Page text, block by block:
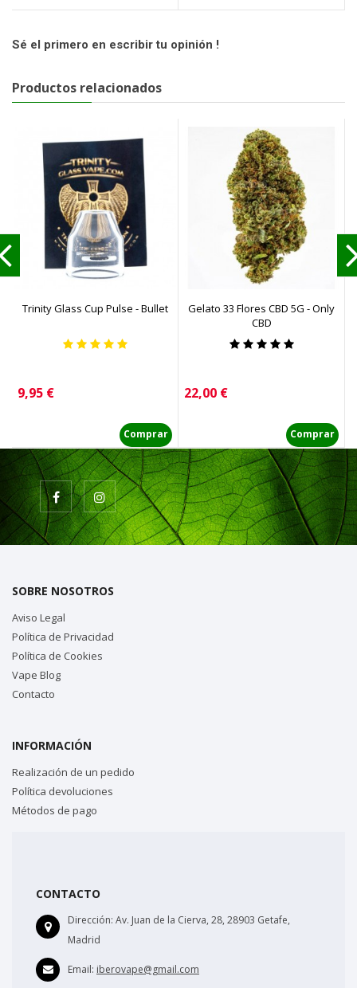
Sé el primero en escribir tu opinión !
Productos relacionados
Trinity Glass Cup Pulse - Bullet
Precio
9,95 €
Comprar
Gelato 33 Flores CBD 5G - Only
CBD
Precio
22,00 €
Comprar
SOBRE NOSOTROS
Aviso Legal
Política de Privacidad
Política de Cookies
Vape Blog
Contacto
INFORMACIÓN
Realización de un pedido
Política devoluciones
Métodos de pago
CONTACTO
Dirección: Av. Juan de la Cierva, 28, 28903 Getafe,
Madrid
Email: iberovape@gmail.com